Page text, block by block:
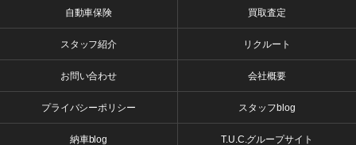
自動車保険 買取査定
スタッフ紹介 リクルート
お問い合わせ 会社概要
プライバシーポリシー スタッフblog
納車blog T.U.C.グループサイト